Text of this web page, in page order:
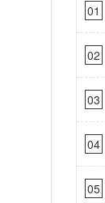
01
02
03
04
05